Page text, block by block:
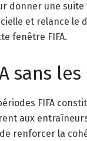
donner une
et relance le
fenêtre FIFA.
sans
FIFA
aux
renforcer la